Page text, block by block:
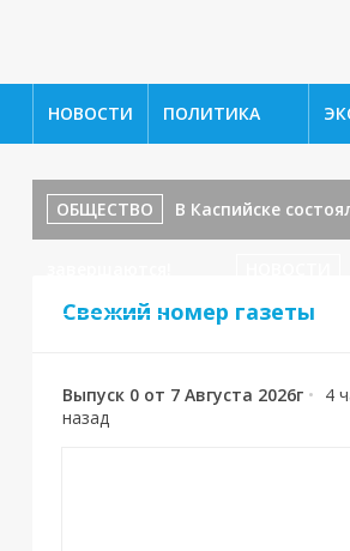
НОВОСТИ ПОЛИТИКА
ОБЩЕСТВО В Каспийске
Приём граждан у
Свежий номер газеты
Выпуск 0 от 7 Августа 2026г • 4
назад